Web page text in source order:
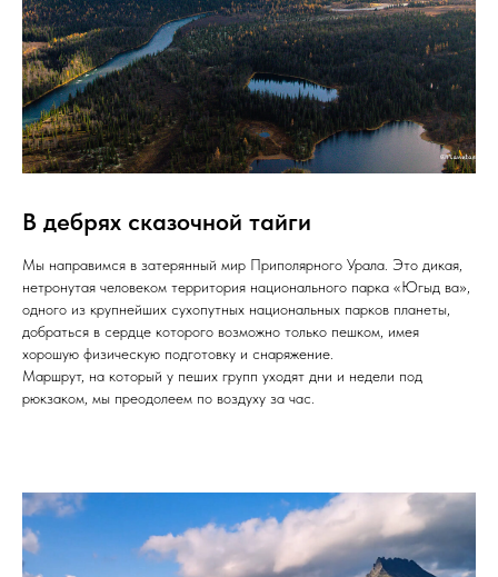
В дебрях сказочной тайги
Мы направимся в затерянный мир Приполярного Урала. Это дикая,
нетронутая человеком территория национального парка «Югыд ва»,
одного из крупнейших сухопутных национальных парков планеты,
добраться в сердце которого возможно только пешком, имея
хорошую физическую подготовку и снаряжение.
Маршрут, на который у пеших групп уходят дни и недели под
рюкзаком, мы преодолеем по воздуху за час.